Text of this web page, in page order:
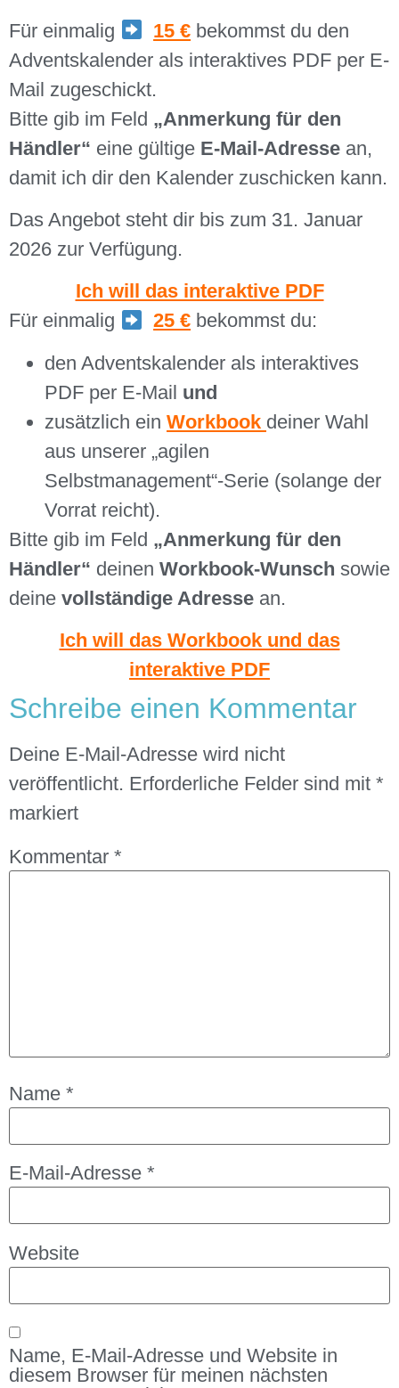
Für einmalig
15 € bekommst du den
Adventskalender als interaktives PDF per E-
Mail zugeschickt.
Bitte gib im Feld „Anmerkung für den
Händler“ eine gültige E-Mail-Adresse an,
damit ich dir den Kalender zuschicken kann.
Das Angebot steht dir bis zum 31. Januar
2026 zur Verfügung.
Ich will das interaktive PDF
Für einmalig
25 € bekommst du:
den Adventskalender als interaktives
PDF per E-Mail und
zusätzlich ein Workbook deiner Wahl
aus unserer „agilen
Selbstmanagement“-Serie (solange der
Vorrat reicht).
Bitte gib im Feld „Anmerkung für den
Händler“ deinen Workbook-Wunsch sowie
deine vollständige Adresse an.
Ich will das Workbook und das
interaktive PDF
Schreibe einen Kommentar
Deine E-Mail-Adresse wird nicht
veröffentlicht. Erforderliche Felder sind mit *
markiert
Kommentar *
Name *
E-Mail-Adresse *
Website
Name, E-Mail-Adresse und Website in
diesem Browser für meinen nächsten